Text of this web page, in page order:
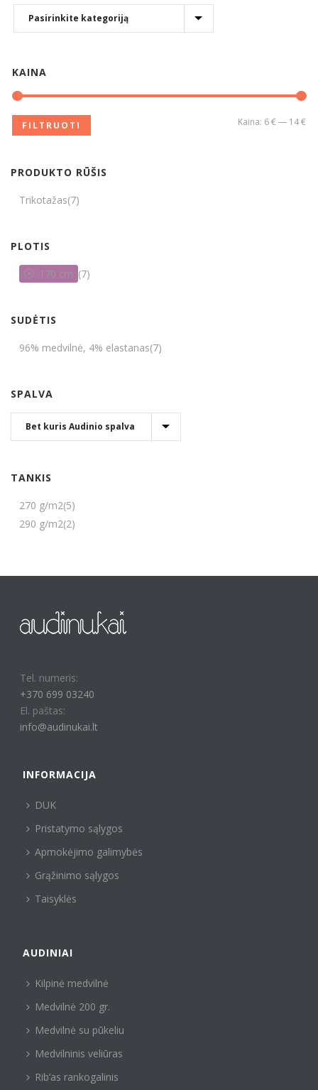
KAINA
FILTRUOTI Kaina: 6 €— 14 €
PRODUKTO RŪŠIS
Trikotažas(7)
PLOTIS
170 cm (7)
SUDĖTIS
96% medvilnė, 4% elastanas(7)
SPALVA
TANKIS
270 g/m2(5)
290 g/m2(2)
Tel. numeris:
+370 699 03240
El. paštas:
info@audinukai.lt
INFORMACIJA
DUK
Pristatymo sąlygos
Apmokėjimo galimybės
Grąžinimo sąlygos
Taisyklės
AUDINIAI
Kilpinė medvilnė
Medvilnė 200 gr.
Medvilnė su pūkeliu
Medvilninis veliūras
Rib’as rankogalinis